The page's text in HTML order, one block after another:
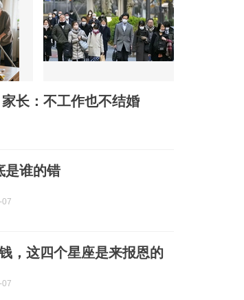
长：不工作也不结婚
是谁的错
07
，这四个星座是来报恩的
07